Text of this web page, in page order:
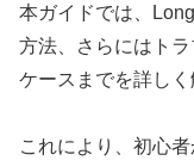
本ガイドでは、
方法、さらにはト
ケースまでを詳しく
これにより、初心